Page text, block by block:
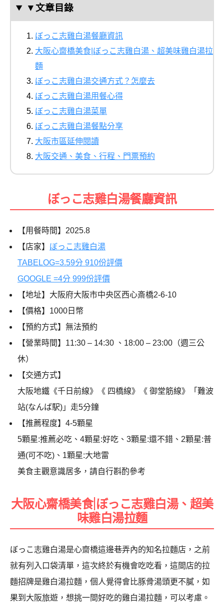
▼文章目錄
ぼっこ志雞白湯餐廳資訊
大阪心齋橋美食|ぼっこ志雞白湯、超美味雞白湯拉
麵
ぼっこ志雞白湯交通方式？怎麼去
ぼっこ志雞白湯用餐心得
ぼっこ志雞白湯菜單
ぼっこ志雞白湯餐點分享
大阪市區延伸閱讀
大阪交通、美食、行程、門票預約
ぼっこ志雞白湯餐廳資訊
【用餐時間】2025.8
【店家】 ぼっこ志雞白湯
TABELOG=3.59分 910份評價
GOOGLE =4分 999份評價
【地址】大阪府大阪市中央区西心斎橋2-6-10
【價格】1000日幣
【預約方式】無法預約
【營業時間】11:30 – 14:30 、18:00 – 23:00（週三公
休）
【交通方式】
大阪地鐵《千日前線》《 四橋線》《 御堂筋線》「難波
站(なんば駅)」走5分鐘
【推薦程度】4-5顆星
5顆星:推薦必吃、4顆星:好吃、3顆星:還不錯、2顆星:普
通(可不吃)、1顆星:大地雷
美食主觀意識居多，請自行斟酌參考
大阪心齋橋美食|ぼっこ志雞白湯、超美
味雞白湯拉麵
ぼっこ志雞白湯是心齋橋這邊巷弄內的知名拉麵店，之前
就有列入口袋清單，這次終於有機會吃吃看，這間店的拉
麵招牌是雞白湯拉麵，個人覺得會比豚骨湯頭更不膩，如
果到大阪旅遊，想挑一間好吃的雞白湯拉麵，可以考慮。